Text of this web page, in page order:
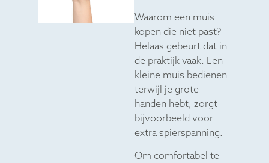
Waarom een muis
kopen die niet past?
Helaas gebeurt dat in
de praktijk vaak. Een
kleine muis bedienen
terwijl je grote
handen hebt, zorgt
bijvoorbeeld voor
extra spierspanning.
Om comfortabel te